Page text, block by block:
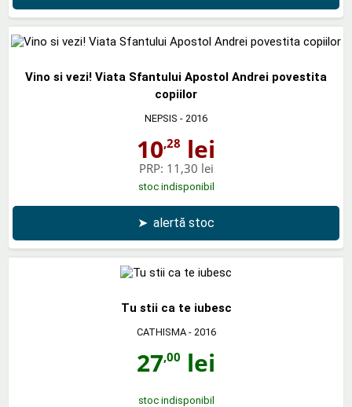
Vino si vezi! Viata Sfantului Apostol Andrei povestita
copiilor
NEPSIS - 2016
10,28 lei
PRP: 11,30 lei
stoc indisponibil
➤ alertă stoc
Tu stii ca te iubesc
CATHISMA- 2016
27,00 lei
stoc indisponibil